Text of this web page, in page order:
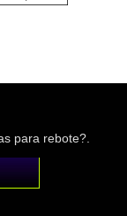
para rebote?.